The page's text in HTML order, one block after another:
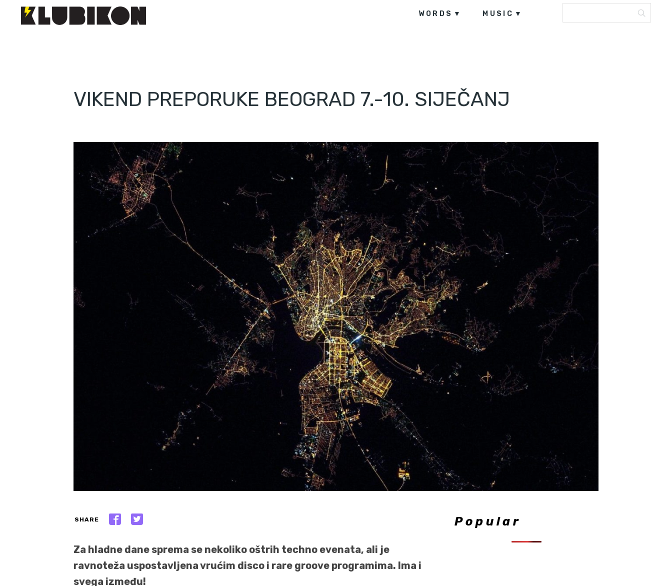
WORDS MUSIC
VIKEND PREPORUKE BEOGRAD 7.-10. SIJEČANJ
SHARE
Za hladne dane sprema se nekoliko oštrih techno evenata, ali je
ravnoteža uspostavljena vrućim disco i rare groove programima. Ima i
svega između!
Popular